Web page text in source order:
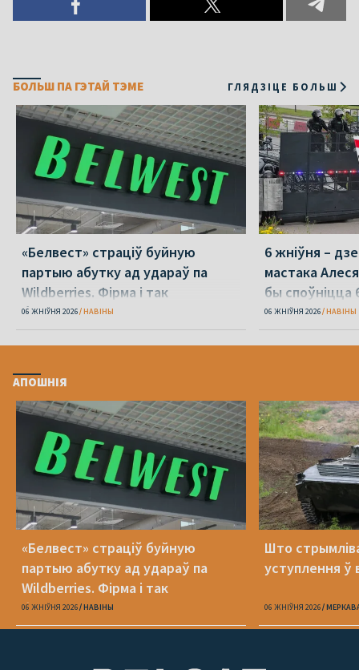
БОЛЬШ ПА ГЭТАЙ ТЭМЕ ГЛЯДЗІЦЕ БОЛЬШ
«Белвест» страціў буйную
партыю абутку ад удараў па
Wildberries. Фірма і так
банкрутавала
06 ЖНІЎНЯ 2026 НАВІНЫ
6 жніўня –
мастака
бы споўніцца
06 ЖНІЎНЯ 2026 НАВІНЫ
АПОШНІЯ
«Белвест» страціў буйную
партыю абутку ад удараў па
Wildberries. Фірма і так
банкрутавала
06 ЖНІЎНЯ 2026 НАВІНЫ
Што
уступлення ў
06 ЖНІЎНЯ 2026